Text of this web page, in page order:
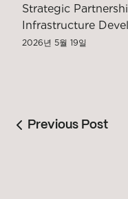
Strategic
Infrastructure
2026년 5월 19일
Previous Post